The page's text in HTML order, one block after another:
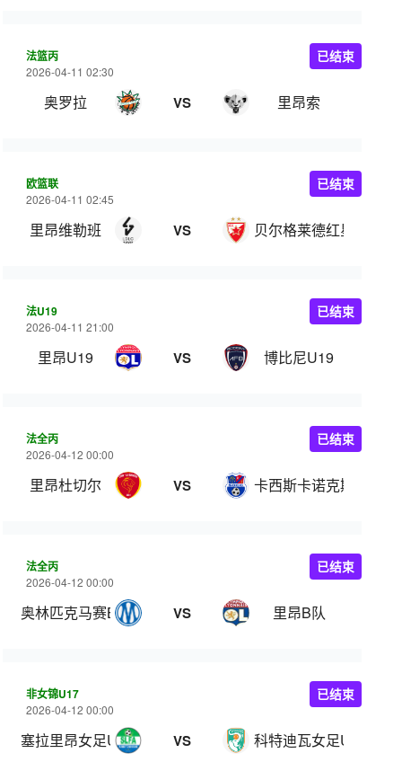
法篮丙
2026-04-11 02:30
奥罗拉 VS 里昂索
已结束
欧篮联
2026-04-11 02:45
里昂维勒班 VS 贝尔格莱德红星
已结束
法U19
2026-04-11 21:00
里昂U19 VS 博比尼U19
已结束
法全丙
2026-04-12 00:00
里昂杜切尔 VS 卡西斯卡诺克斯
已结束
法全丙
2026-04-12 00:00
奥林匹克马赛B队 VS 里昂B队
已结束
非女锦U17
2026-04-12 00:00
塞拉里昂女足U17 VS 科特迪瓦女足U17
已结束